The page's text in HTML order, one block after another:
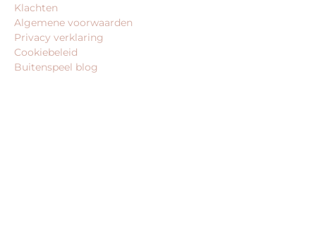
Klachten
Algemene voorwaarden
Privacy verklaring
Cookiebeleid
Buitenspeel blog